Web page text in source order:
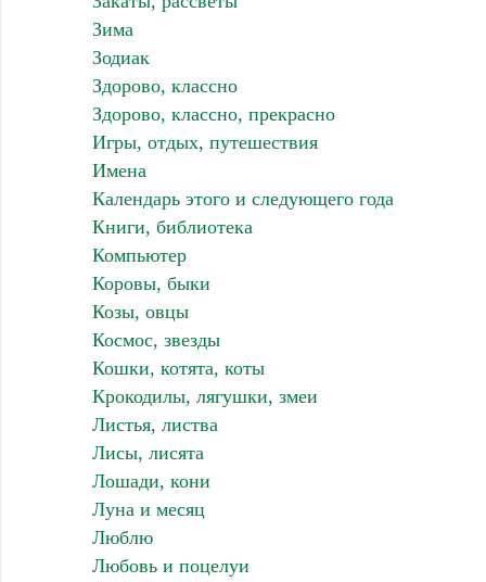
Зима
Зодиак
Здорово, классно
Здорово, классно, прекрасно
Игры, отдых, путешествия
Имена
Календарь этого и следующего года
Книги, библиотека
Компьютер
Коровы, быки
Козы, овцы
Космос, звезды
Кошки, котята, коты
Крокодилы, лягушки, змеи
Листья, листва
Лисы, лисята
Лошади, кони
Луна и месяц
Люблю
Любовь и поцелуи